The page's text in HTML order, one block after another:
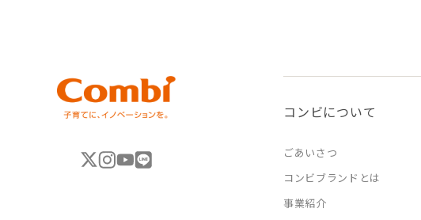
コンビについて
ごあいさつ
コンビブランドとは
事業紹介